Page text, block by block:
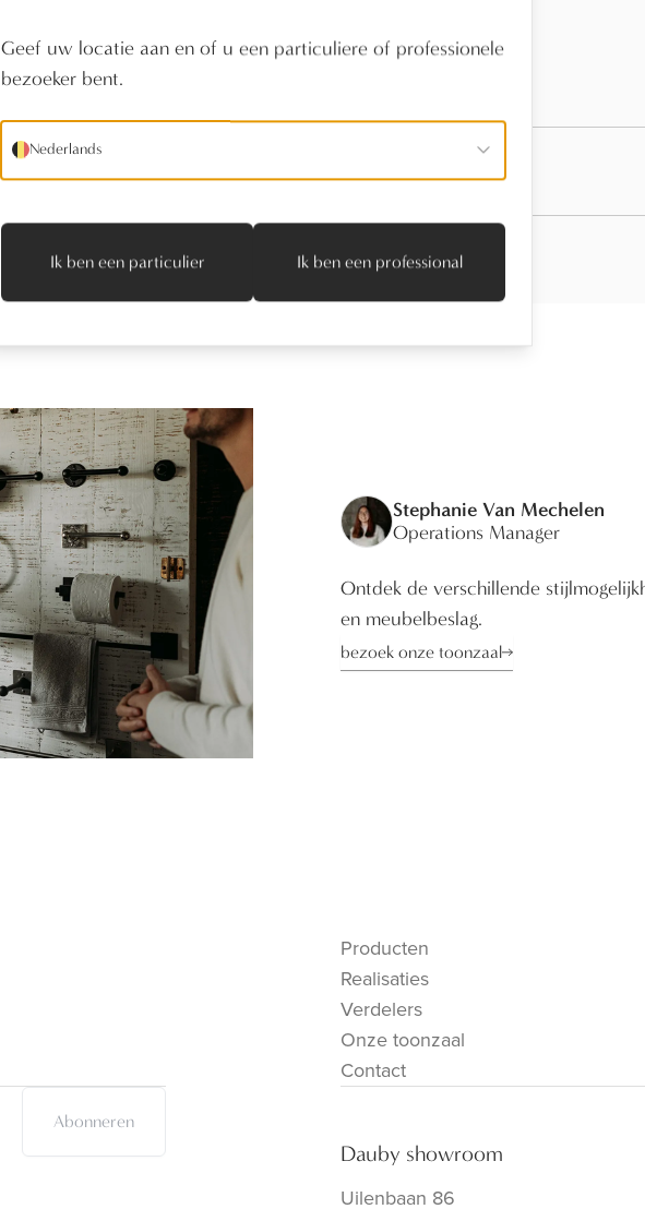
Stephanie Van Mechelen
Operations Manager
Ontdek de verschillende
en meubelbeslag.
bezoek onze toonzaal
Abonneren
Producten
Realisaties
Verdelers
Onze toonzaal
Contact
Dauby showroom
Uilenbaan 86
Geef uw locatie aan en of u een particuliere of professionele
bezoeker bent.
Nederlands
Ik ben een particulier Ik ben een professional